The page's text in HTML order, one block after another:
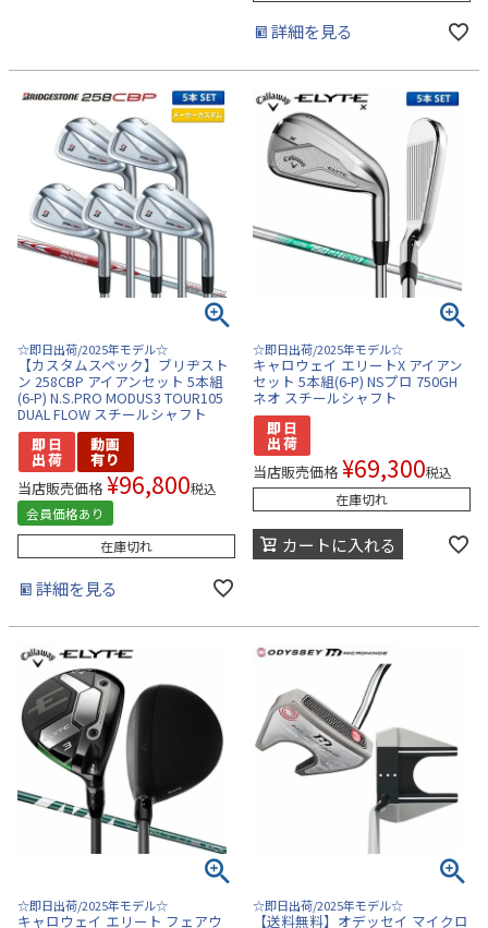
詳細を見る
☆即日出荷/2025年モデル☆
【カスタムスペック】ブリヂスト
ン 258CBP アイアンセット 5本組
(6-P) N.S.PRO MODUS3 TOUR105
DUAL FLOW スチールシャフト
当店販売価格 ¥96,800税込
会員価格あり
在庫切れ
詳細を見る
☆即日出荷/2025年モデル☆
キャロウェイ エリートX アイアン
セット 5本組(6-P) NSプロ 750GH
ネオ スチールシャフト
当店販売価格 ¥69,300税込
在庫切れ
カートに入れる
☆即日出荷/2025年モデル☆
キャロウェイ エリート フェアウ
☆即日出荷/2025年モデル☆
【送料無料】オデッセイ マイクロ